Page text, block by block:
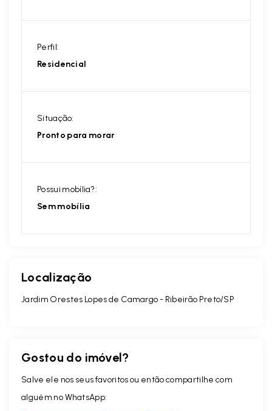
Perfil:
Residencial
Situação:
Pronto para morar
Possui mobília?:
Sem mobília
Localização
Jardim Orestes Lopes de Camargo - Ribeirão Preto/SP
Gostou do imóvel?
Salve ele nos seus favoritos ou então compartilhe com
alguém no WhatsApp: